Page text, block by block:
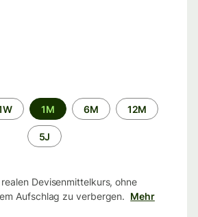
1M 6M 12M
5J
Devisenmittelkurs, ohne
Aufschlag zu verbergen. Mehr